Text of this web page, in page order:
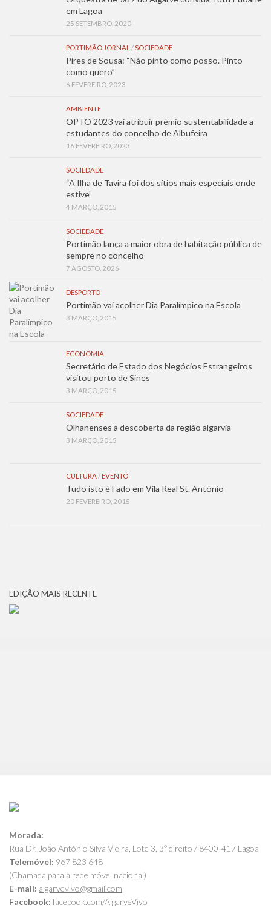
em Lagoa
25 SETEMBRO, 2020
PORTIMÃO JORNAL /SOCIEDADE
Pires de Sousa: “Não pinto como posso. Pinto
como quero”
6 FEVEREIRO, 2023
AMBIENTE
OPTO 2023 vai atribuir prémio sustentabilidade a
estudantes do concelho de Albufeira
16 FEVEREIRO, 2023
SOCIEDADE
“A Ilha de Tavira foi dos sítios mais especiais onde
estive”
4 MARÇO, 2015
SOCIEDADE
Portimão lança a maior obra de habitação pública de
sempre no concelho
7 AGOSTO, 2026
DESPORTO
Portimão vai acolher Dia Paralímpico na Escola
3 MARÇO, 2015
ECONOMIA
Secretário de Estado dos Negócios Estrangeiros
visitou porto de Sines
3 MARÇO, 2015
SOCIEDADE
Olhanenses à descoberta da região algarvia
3 MARÇO, 2015
CULTURA/ EVENTO
Tudo isto é Fado em Vila Real St. António
20 FEVEREIRO, 2015
EDIÇÃO MAIS RECENTE
Morada:
Rua Dr. João António Silva Vieira, Lote 3, 3º direito / 8400-417 Lagoa
Telemóvel: 967 823 648
(Chamada para a rede móvel nacional)
E-mail: algarvevivo@gmail.com
Facebook: facebook.com/AlgarveVivo